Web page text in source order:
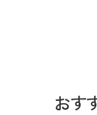
おす